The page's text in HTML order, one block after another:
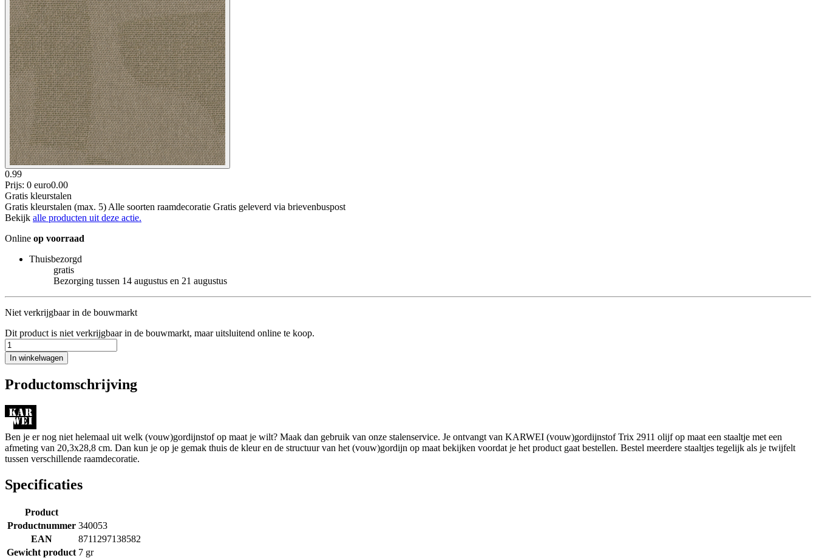
0.99
Prijs: 0 euro0.00
Gratis kleurstalen
Gratis kleurstalen (max. 5) Alle soorten raamdecoratie Gratis geleverd via brievenbuspost
Bekijk alle producten uit deze actie.
Online op voorraad
Thuisbezorgd
gratis
Bezorging tussen 14 augustus en 21 augustus
Niet verkrijgbaar in de bouwmarkt
Dit product is niet verkrijgbaar in de bouwmarkt, maar uitsluitend online te koop.
In winkelwagen
Productomschrijving
Ben je er nog niet helemaal uit welk (vouw)gordijnstof op maat je wilt? Maak dan gebruik van onze stalenservice. Je ontvangt van KARWEI (vouw)gordijnstof Trix 2911 olijf op maat een staaltje met een
afmeting van 20,3x28,8 cm. Dan kun je op je gemak thuis de kleur en de structuur van het (vouw)gordijn op maat bekijken voordat je het product gaat bestellen. Bestel meerdere staaltjes tegelijk als je twijfelt
tussen verschillende raamdecoratie.
Specificaties
Product
Productnummer 340053
EAN
8711297138582
Gewicht product 7 gr